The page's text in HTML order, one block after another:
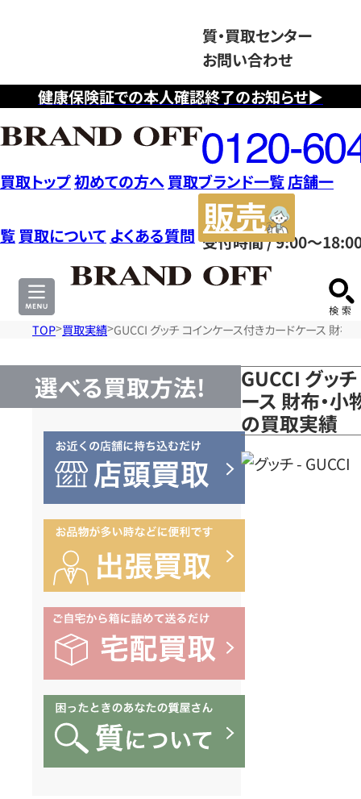
健康保険証での本人確認終了のお知らせ▶
質・買取センター
お問い合わせ
フ
リ
ー
ダ
イ
ヤ
ル
0120604117
受付時間 / 9:00～
買取トップ初めての方へ 買取ブランド一覧店舗一
覧 買取について よくある質問
サ
TOP 買取実績 GUCCI グッチ コインケース付きカードケース 財
選べる買取方法!
GUCCI グッ
ース 財布・
の買取実績